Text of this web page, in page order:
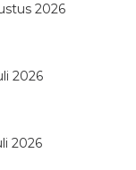
2026
2026
2026